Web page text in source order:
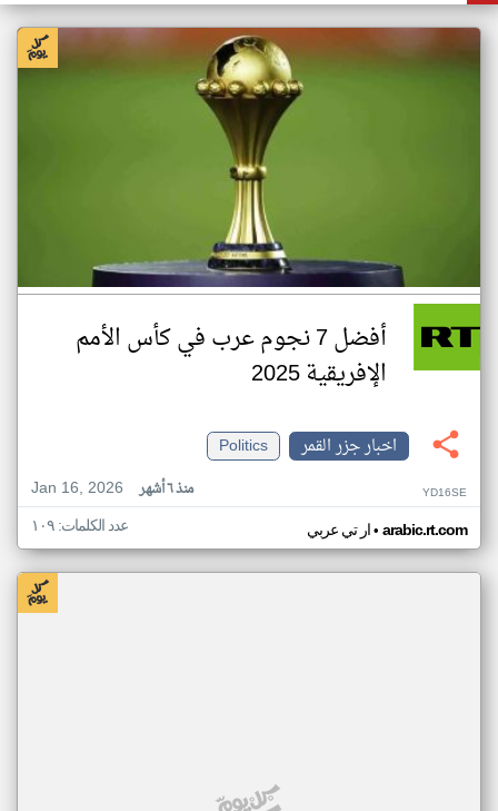
أفضل 7 نجوم عرب في كأس الأمم
الإفريقية 2025
اخبار جزر القمر
Politics
Jan 16, 2026
منذ ٦ أشهر YD16SE
ار تي عربي• arabic.rt.com عدد الكلمات: ١٠٩